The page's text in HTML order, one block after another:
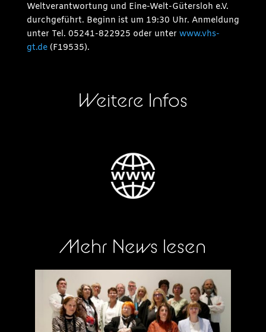
Weltverantwortung und Eine-Welt-Gütersloh e.V.
durchgeführt. Beginn ist um 19:30 Uhr. Anmeldung
unter Tel. 05241-822925 oder unter www.vhs-
gt.de(F19535).
Weitere Infos
Mehr News lesen